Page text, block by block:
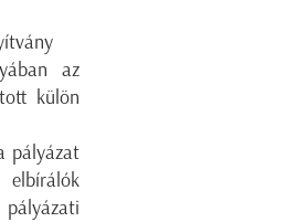
az
külön
pályázat
pályázati